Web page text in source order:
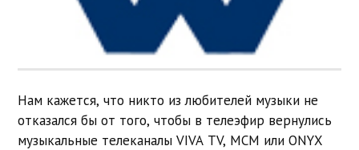
Нам кажется, что никто из любителей музыки не
отказался бы от того, чтобы в телеэфир вернулись
музыкальные телеканалы VIVA TV, MCM или ONYX